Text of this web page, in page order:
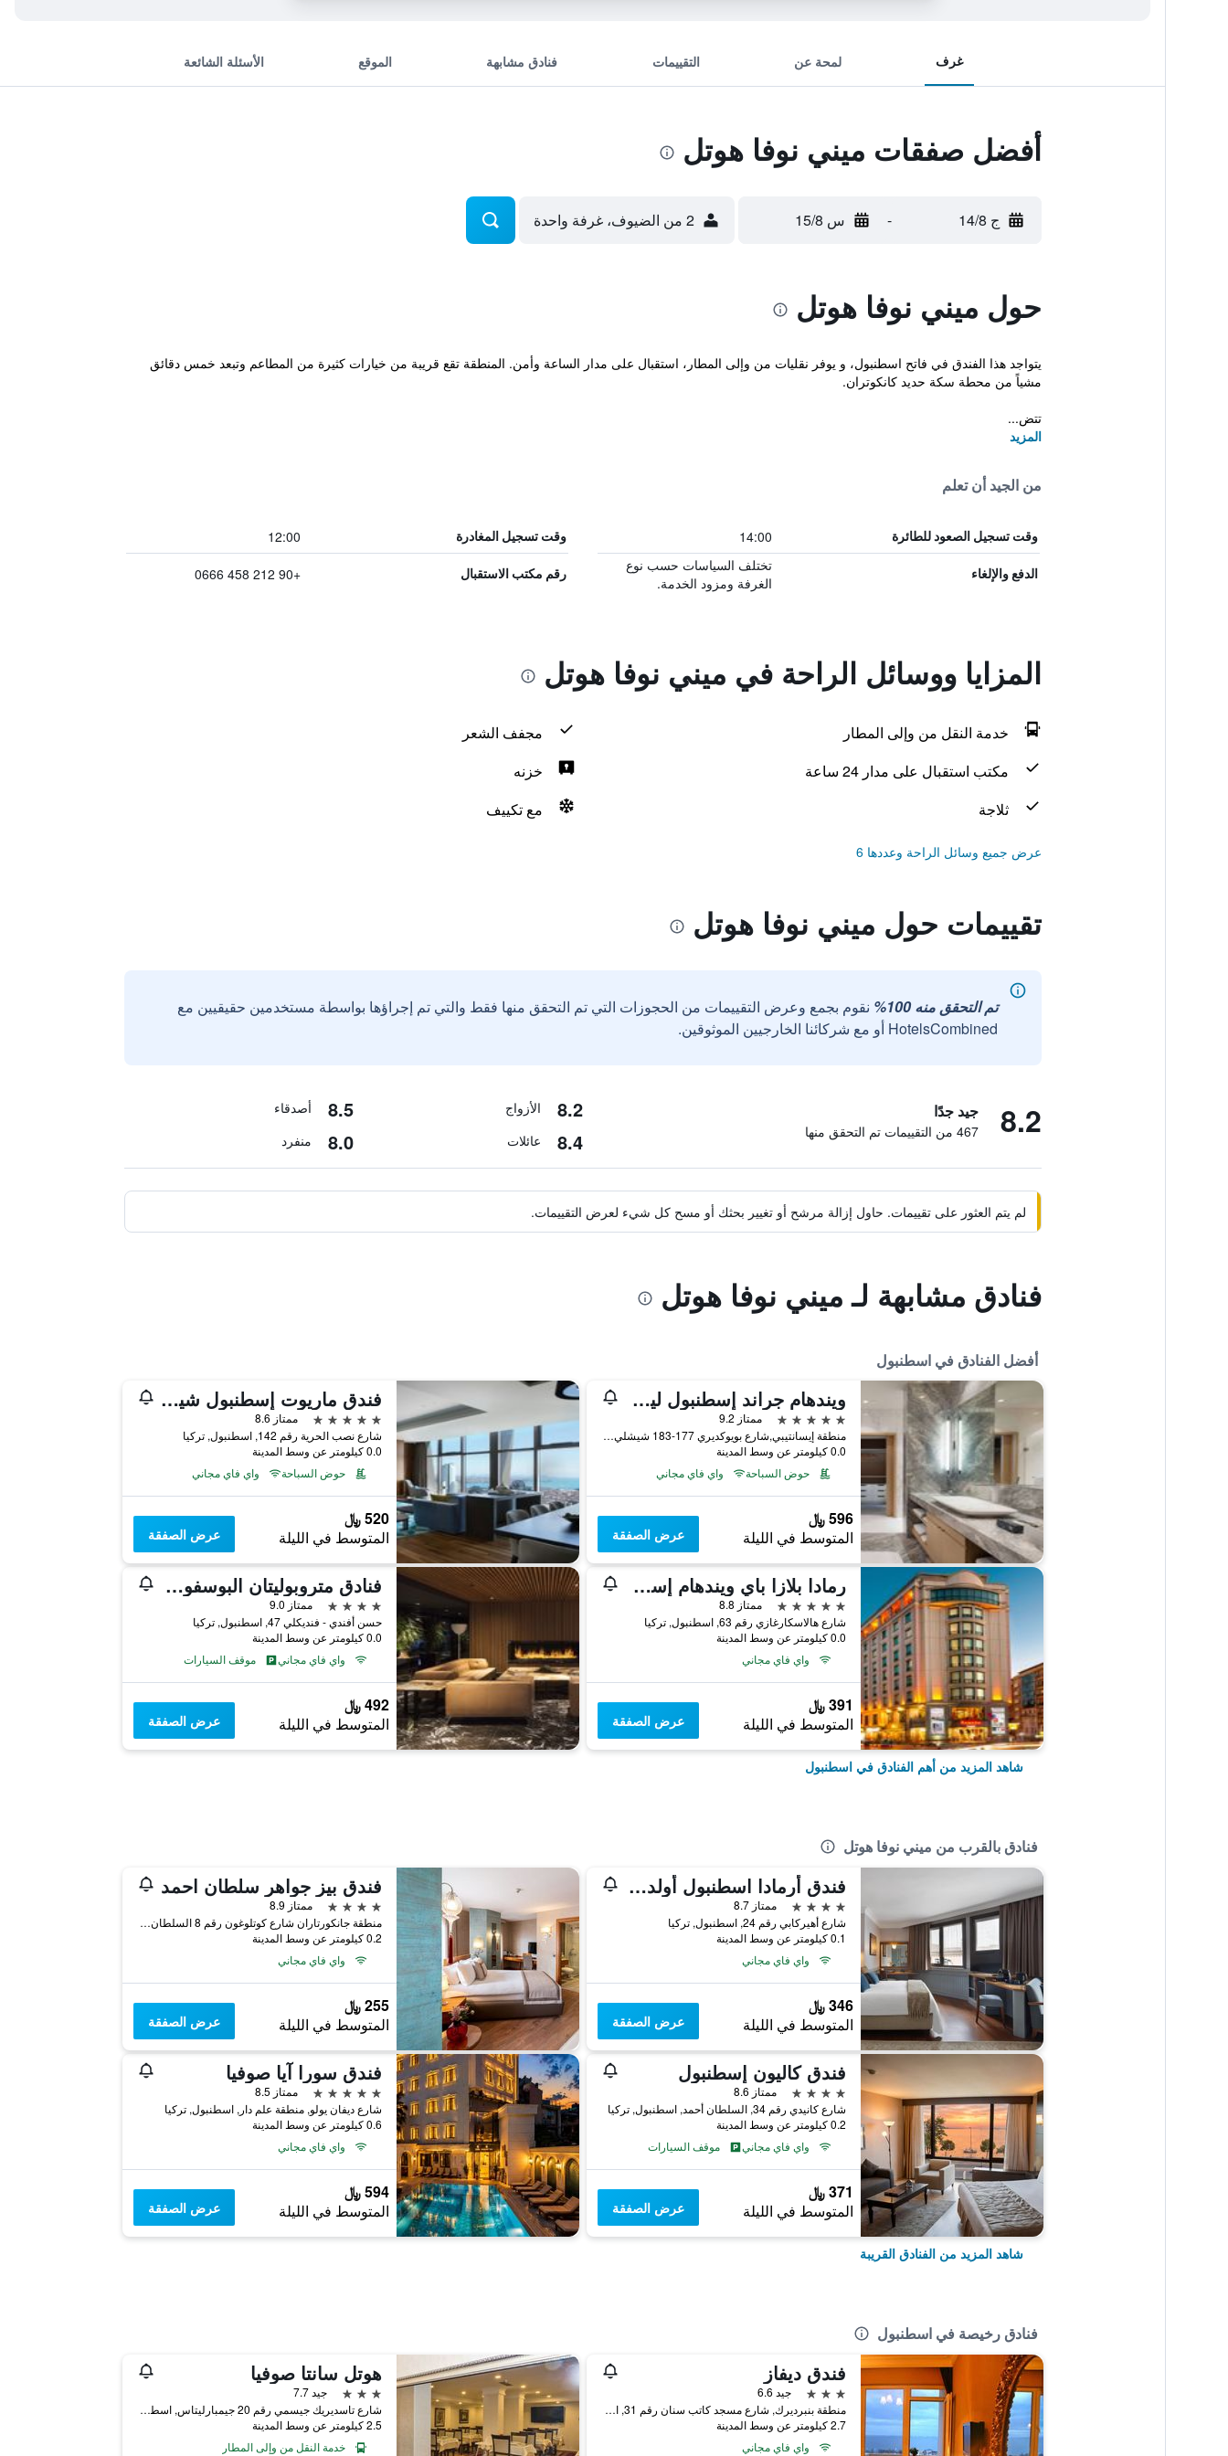
غرف لمحة عن التقييمات فنادق مشابهة الموقع الأسئلة الشائعة
أفضل صفقات ميني نوفا هوتل
ج 14/8 - س 15/8 2 من الضيوف، غرفة واحدة
حول ميني نوفا هوتل
يتواجد هذا الفندق في فاتح اسطنبول، و يوفر نقليات من وإلى المطار، استقبال على مدار الساعة وأمن. المنطقة تقع قريبة من خيارات كثيرة من المطاعم وتبعد خمس دقائق
مشياً من محطة سكة حديد كانكوتران.
تتض...
المزيد
من الجيد أن تعلم
وقت تسجيل الصعود للطائرة 14:00 وقت تسجيل المغادرة 12:00
الدفع والإلغاء
تختلف السياسات حسب نوع
الغرفة ومزود الخدمة.
رقم مكتب الاستقبال +90 212 458 0666
المزايا ووسائل الراحة في ميني نوفا هوتل
خدمة النقل من وإلى المطار
مجفف الشعر
مكتب استقبال على مدار 24 ساعة
خزنه
ثلاجة
مع تكييف
عرض جميع وسائل الراحة وعددها 6
تقييمات حول ميني نوفا هوتل
تم التحقق منه 100%
نقوم بجمع وعرض التقييمات من الحجوزات التي تم التحقق منها فقط والتي تم إجراؤها بواسطة مستخدمين حقيقيين مع
HotelsCombined أو مع شركائنا الخارجيين الموثوقين.
8.2 جيد جدًا
467 من التقييمات تم التحقق منها
8.2 الأزواج 8.5 أصدقاء
8.4 عائلات 8.0 منفرد
لم يتم العثور على تقييمات. حاول إزالة مرشح أو تغيير بحثك أو مسح كل شيء لعرض التقييمات.
فنادق مشابهة لـ ميني نوفا هوتل
أفضل الفنادق في اسطنبول
ويندهام جراند إسطنبول ليفينت
5 نجوم
ممتاز 9.2
منطقة إيسانتيبي,شارع بويوكديري 177-183 شيشلي, اسطنبول, تركيا
0.0 كيلومتر عن وسط المدينة
حوض السباحة
واي فاي مجاني
596 ﷼
المتوسط في الليلة عرض الصفقة
فندق ماريوت إسطنبول شيشلي
5 نجوم
ممتاز 8.6
شارع نصب الحرية رقم 142, اسطنبول, تركيا
0.0 كيلومتر عن وسط المدينة
حوض السباحة
واي فاي مجاني
520 ﷼
المتوسط في الليلة عرض الصفقة
رمادا بلازا باي ويندهام إسطنبول سيتي سنتر
5 نجوم
ممتاز 8.8
شارع هالاسكارغازي رقم 63, اسطنبول, تركيا
0.0 كيلومتر عن وسط المدينة
واي فاي مجاني
391 ﷼
المتوسط في الليلة عرض الصفقة
فنادق متروبوليتان البوسفور - فئة خاصة
4 نجوم
ممتاز 9.0
حسن أفندي - فنديكلي 47, اسطنبول, تركيا
0.0 كيلومتر عن وسط المدينة
واي فاي مجاني
موقف السيارات
492 ﷼
المتوسط في الليلة عرض الصفقة
شاهد المزيد من أهم الفنادق في اسطنبول
فنادق بالقرب من ميني نوفا هوتل
فندق أرمادا اسطنبول أولد سيتي
4 نجوم
ممتاز 8.7
شارع أهيركابي رقم 24, اسطنبول, تركيا
0.1 كيلومتر عن وسط المدينة
واي فاي مجاني
346 ﷼
المتوسط في الليلة عرض الصفقة
فندق بيز جواهر سلطان احمد
4 نجوم
ممتاز 8.9
منطقة جانكورتاران شارع كوتلوغون رقم 8 السلطان أحمد, اسطنبول, تركيا
0.2 كيلومتر عن وسط المدينة
واي فاي مجاني
255 ﷼
المتوسط في الليلة عرض الصفقة
فندق كاليون إسطنبول
4 نجوم
ممتاز 8.6
شارع كانيدي رقم 34, السلطان أحمد, اسطنبول, تركيا
0.2 كيلومتر عن وسط المدينة
واي فاي مجاني
موقف السيارات
371 ﷼
المتوسط في الليلة عرض الصفقة
فندق سورا آيا صوفيا
5 نجوم
ممتاز 8.5
شارع ديفان يولو, منطقة علم دار, اسطنبول, تركيا
0.6 كيلومتر عن وسط المدينة
واي فاي مجاني
594 ﷼
المتوسط في الليلة عرض الصفقة
شاهد المزيد من الفنادق القريبة
فنادق رخيصة في اسطنبول
فندق ديفاز
3 نجوم
جيد 6.6
منطقة بنبرديرك, شارع مسجد كاتب سنان رقم 31, اسطنبول, تركيا
2.7 كيلومتر عن وسط المدينة
واي فاي مجاني
هوتل سانتا صوفيا
3 نجوم
جيد 7.7
شارع تاسديريك جيسمي رقم 20 جيمبارليتاس, اسطنبول, تركيا
2.5 كيلومتر عن وسط المدينة
خدمة النقل من وإلى المطار